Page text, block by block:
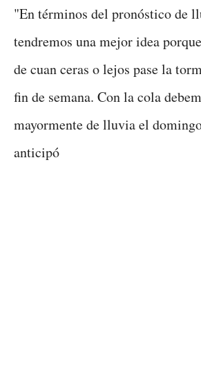
"En términos del pronóstico de
tendremos una mejor idea
de cuan ceras o lejos pase la
fin de semana. Con la cola
mayormente de lluvia el
anticipó